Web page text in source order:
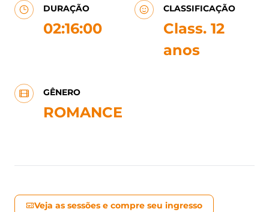
DURAÇÃO
02:16:00
CLASSIFICAÇÃO
Class. 12
anos
GÊNERO
ROMANCE
Veja as sessões e compre seu ingresso